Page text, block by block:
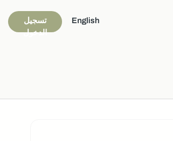
English
تسجيل
الدخول